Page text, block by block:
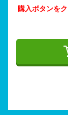
購入ボタンを